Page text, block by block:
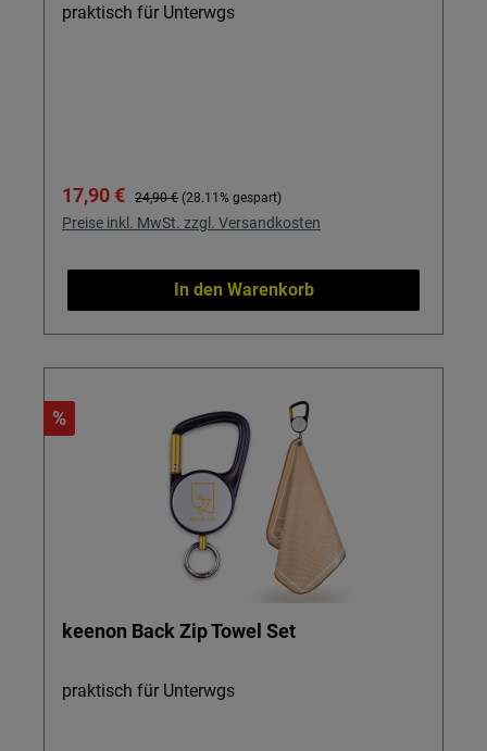
praktisch für Unterwgs
Verkaufspreis:
17,90 € Regulärer Preis:
24,90 € (28.11% gespart)
Preise inkl. MwSt. zzgl. Versandkosten
In den Warenkorb
%
keenon Back Zip Towel Set
praktisch für Unterwgs